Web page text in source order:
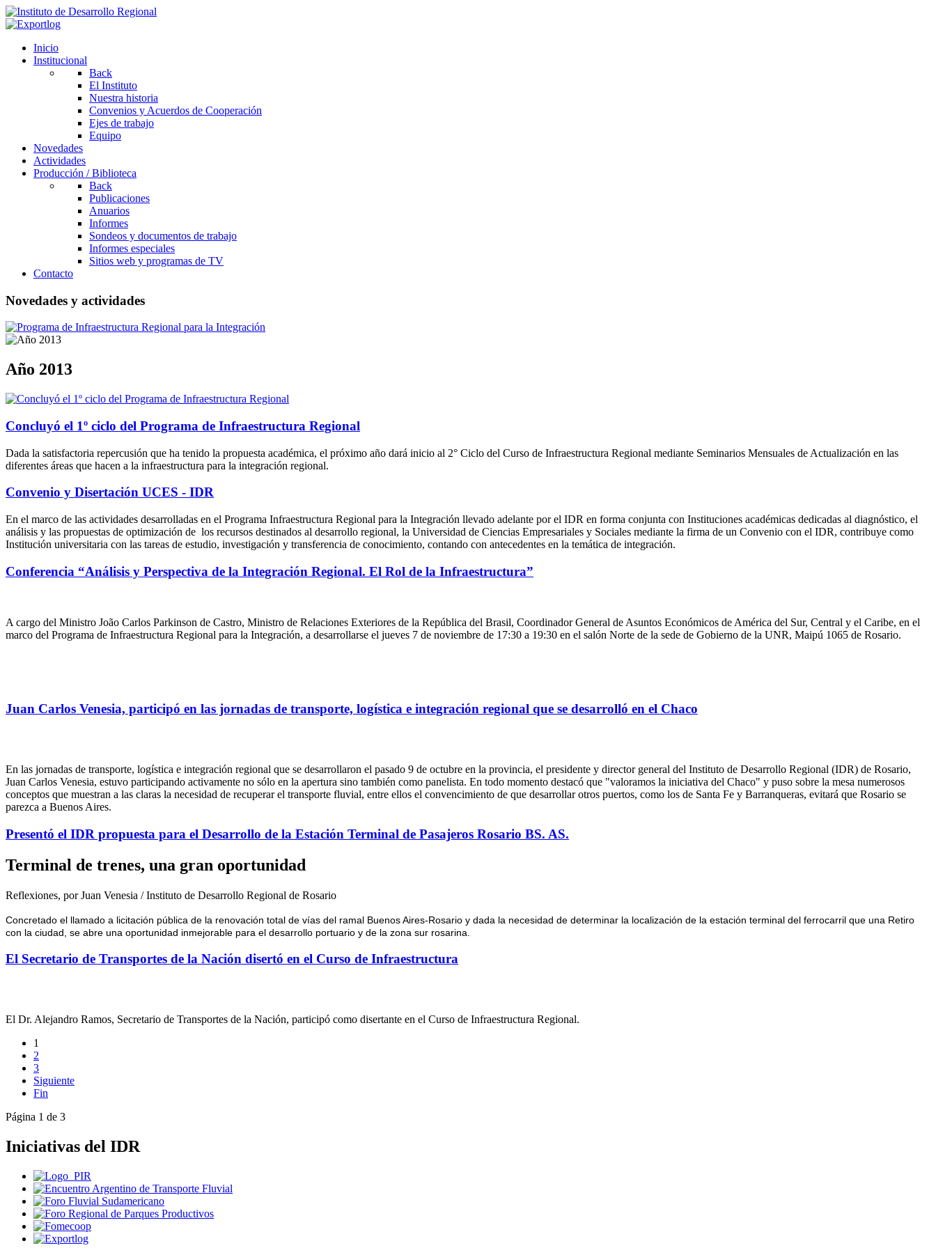
Inicio
Institucional
Back
El Instituto
Nuestra historia
Convenios y Acuerdos de Cooperación
Ejes de trabajo
Equipo
Novedades
Actividades
Producción / Biblioteca
Back
Publicaciones
Anuarios
Informes
Sondeos y documentos de trabajo
Informes especiales
Sitios web y programas de TV
Contacto
Novedades y actividades
Año 2013
Concluyó el 1º ciclo del Programa de Infraestructura Regional
Dada la satisfactoria repercusión que ha tenido la propuesta académica, el próximo año dará inicio al 2° Ciclo del Curso de Infraestructura Regional mediante Seminarios Mensuales de Actualización en las
diferentes áreas que hacen a la infraestructura para la integración regional.
Convenio y Disertación UCES - IDR
En el marco de las actividades desarrolladas en el Programa Infraestructura Regional para la Integración llevado adelante por el IDR en forma conjunta con Instituciones académicas dedicadas al diagnóstico, el
análisis y las propuestas de optimización de los recursos destinados al desarrollo regional, la Universidad de Ciencias Empresariales y Sociales mediante la firma de un Convenio con el IDR, contribuye como
Institución universitaria con las tareas de estudio, investigación y transferencia de conocimiento, contando con antecedentes en la temática de integración.
Conferencia “Análisis y Perspectiva de la Integración Regional. El Rol de la Infraestructura”
A cargo del Ministro João Carlos Parkinson de Castro, Ministro de Relaciones Exteriores de la República del Brasil, Coordinador General de Asuntos Económicos de América del Sur, Central y el Caribe, en el
marco del Programa de Infraestructura Regional para la Integración, a desarrollarse el jueves 7 de noviembre de 17:30 a 19:30 en el salón Norte de la sede de Gobierno de la UNR, Maipú 1065 de Rosario.
Juan Carlos Venesia, participó en las jornadas de transporte, logística e integración regional que se desarrolló en el Chaco
En las jornadas de transporte, logística e integración regional que se desarrollaron el pasado 9 de octubre en la provincia, el presidente y director general del Instituto de Desarrollo Regional (IDR) de Rosario,
Juan Carlos Venesia, estuvo participando activamente no sólo en la apertura sino también como panelista. En todo momento destacó que "valoramos la iniciativa del Chaco" y puso sobre la mesa numerosos
conceptos que muestran a las claras la necesidad de recuperar el transporte fluvial, entre ellos el convencimiento de que desarrollar otros puertos, como los de Santa Fe y Barranqueras, evitará que Rosario se
parezca a Buenos Aires.
Presentó el IDR propuesta para el Desarrollo de la Estación Terminal de Pasajeros Rosario BS. AS.
Terminal de trenes, una gran oportunidad
Reflexiones, por Juan Venesia / Instituto de Desarrollo Regional de Rosario
Concretado el llamado a licitación pública de la renovación total de vías del ramal Buenos Aires-Rosario y dada la necesidad de determinar la localización de la estación terminal del ferrocarril que una Retiro
con la ciudad, se abre una oportunidad inmejorable para el desarrollo portuario y de la zona sur rosarina.
El Secretario de Transportes de la Nación disertó en el Curso de Infraestructura
El Dr. Alejandro Ramos, Secretario de Transportes de la Nación, participó como disertante en el Curso de Infraestructura Regional.
1
2
3
Siguiente
Fin
Página 1 de 3
Iniciativas del IDR